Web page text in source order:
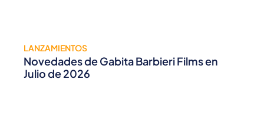
LANZAMIENTOS
Novedades de Gabita Barbieri Films en
Julio de 2026